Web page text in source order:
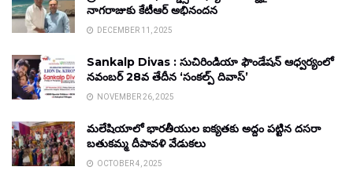
నాగరాజుకు కేటీఆర్ అభినందన
DECEMBER 11, 2025
Sankalp Divas : సుచిరిండియా ఫౌండేషన్ ఆధ్వర్యంలో
నవంబర్ 28వ తేదీన ‘సంకల్ప్ దివాస్’
NOVEMBER 26, 2025
మలేషియాలో భారతీయుల ఐక్యతకు అద్దం పట్టిన దసరా
బతుకమ్మ దీపావళి వేడుకలు
OCTOBER 4, 2025